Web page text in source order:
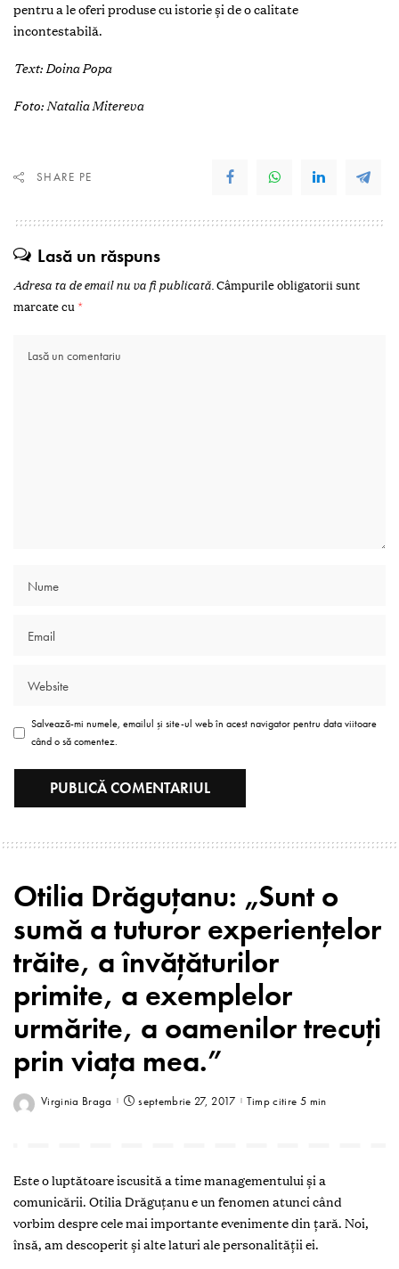
pentru a le oferi produse cu istorie și de o calitate
incontestabilă.
Text: Doina Popa
Foto: Natalia Mitereva
SHARE PE
Lasă un răspuns
Adresa ta de email nu va fi publicată.Câmpurile obligatorii sunt
marcate cu *
Salvează-mi numele, emailul și site-ul web în acest navigator pentru data viitoare
când o să comentez.
Otilia Drăguţanu: „Sunt o
sumă a tuturor experiențelor
trăite, a învățăturilor
primite, a exemplelor
urmărite, a oamenilor trecuți
prin viața mea.”
Virginia Braga septembrie 27, 2017 Timp citire 5 min
Este o luptătoare iscusită a time managementului şi a
comunicării. Otilia Drăguţanu e un fenomen atunci când
vorbim despre cele mai importante evenimente din ţară. Noi,
însă, am descoperit şi alte laturi ale personalităţii ei.